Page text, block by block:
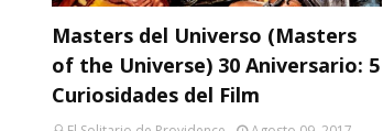
Masters del Universo (Masters
of the Universe) 30 Aniversario: 5
Curiosidades del Film